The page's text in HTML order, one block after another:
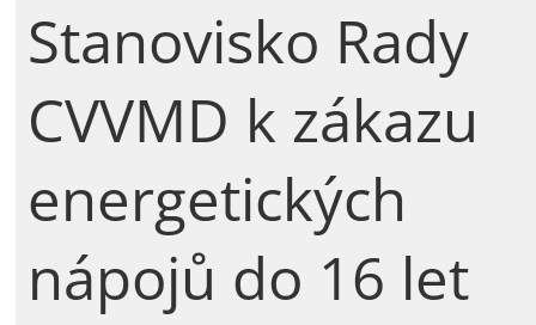
Stanovisko Rady
CVVMD k zákazu
energetických
nápojů do 16 let